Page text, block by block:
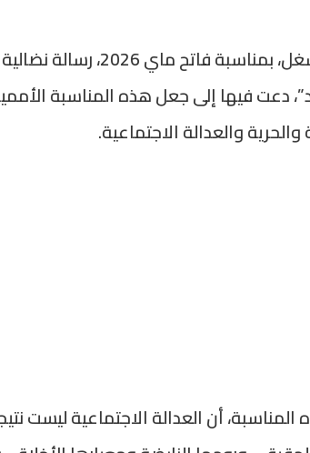
وجهت الفيدرالية الديمقراطية
دعت فيها إلى جعل هذه المناسبة
والعدالة الاجتماعية.
أن العدالة الاجتماعية ليست